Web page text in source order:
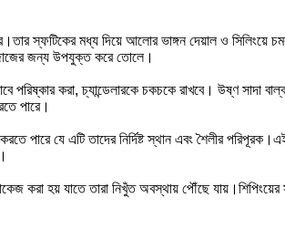
স্ফটিকের মধ্য দিয়ে আলোর ভাঙ্গন দেয়াল ও সিলিংয়ে
জন্য উপযুক্ত করে তোলে।
করা, চ্যান্ডেলারকে চকচকে রাখবে। উষ্ণ সাদা
পারে।
করতে পারে যে এটি তাদের নির্দিষ্ট স্থান এবং শৈলীর
করা হয় যাতে তারা নিখুঁত অবস্থায় পৌঁছে